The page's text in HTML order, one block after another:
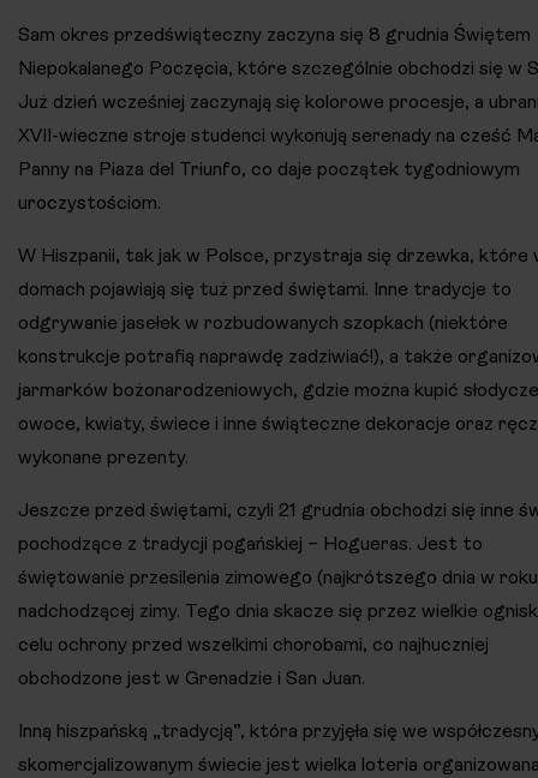
Sam okres przedświąteczny zaczyna się 8 grudnia Świętem
Niepokalanego Poczęcia, które szczególnie obchodzi się w
Już dzień wcześniej zaczynają się kolorowe procesje, a
XVII-wieczne stroje studenci wykonują serenady na cześć
Panny na Piaza del Triunfo, co daje początek tygodniowym
uroczystościom.
W Hiszpanii, tak jak w Polsce, przystraja się drzewka, które
domach pojawiają się tuż przed świętami. Inne tradycje to
odgrywanie jasełek w rozbudowanych szopkach (niektóre
konstrukcje potrafią naprawdę zadziwiać!), a także
jarmarków bożonarodzeniowych, gdzie można kupić
owoce, kwiaty, świece i inne świąteczne dekoracje oraz
wykonane prezenty.
Jeszcze przed świętami, czyli 21 grudnia obchodzi się inne
pochodzące z tradycji pogańskiej – Hogueras. Jest to
świętowanie przesilenia zimowego (najkrótszego dnia w
nadchodzącej zimy. Tego dnia skacze się przez wielkie
celu ochrony przed wszelkimi chorobami, co najhuczniej
obchodzone jest w Grenadzie i San Juan.
Inną hiszpańską „tradycją”, która przyjęła się we
skomercjalizowanym świecie jest wielka loteria